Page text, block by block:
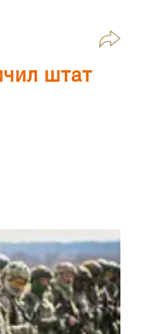
штат